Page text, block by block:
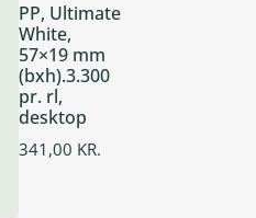
PP, Ultimate
White,
57×19 mm
(bxh).3.300
pr. rl,
desktop
341,00 KR.